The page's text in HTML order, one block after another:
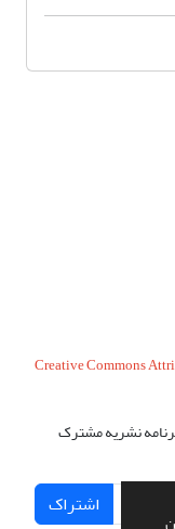
Creative Commons
نشریه مشترک
اشتراک